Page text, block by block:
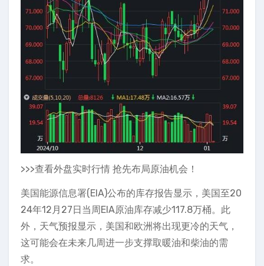
>>>查看外盘实时行情 抢先布局原油机会！
美国能源信息署(EIA)公布的库存报告显示，美国至20
24年12月27日当周EIA原油库存减少117.8万桶。此
外，天气预报显示，美国和欧洲将出现更冷的天气，
这可能会在未来几周进一步支撑取暖油和柴油的需
求。